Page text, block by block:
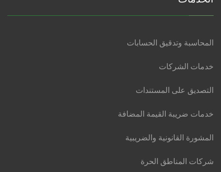
المحاسبة وتدقيق الحسابات
خدمات الشركات
التصديق على المستندات
خدمات ضريبة القيمة المضافة
المشورة القانونية والضريبية
شركات المناطق الحرة